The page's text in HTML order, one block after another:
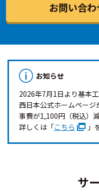
お問い合
お知らせ
2026年7月1日より基本
西日本公式ホームペー
事費が1,100円（税込）
詳しくは「こちら 」
サ